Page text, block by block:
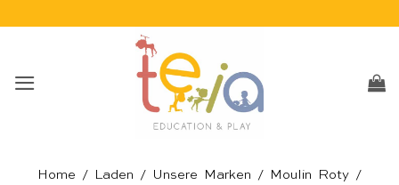
Home / Laden / Unsere Marken / Moulin Roty /